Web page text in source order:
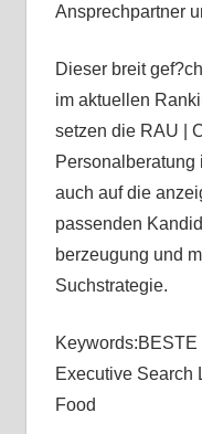
Ansprechpartner
Dieser breit
im aktuellen
setzen die RAU |
Personalberatung
auch auf die
passenden
berzeugung und
Suchstrategie.
Executive Search
Food